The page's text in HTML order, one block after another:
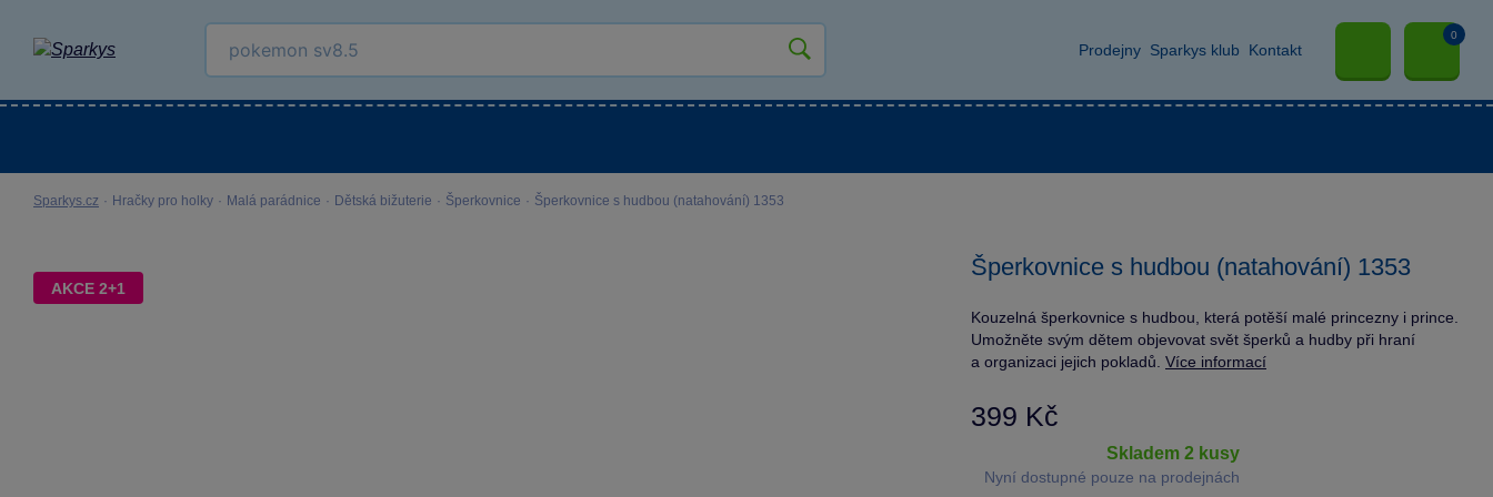
Prodejny Sparkys klub Kontakt
0
Sparkys.cz · Hračky pro holky · Malá parádnice · Dětská bižuterie · Šperkovnice · Šperkovnice s hudbou (natahování) 1353
AKCE 2+1
Šperkovnice s hudbou (natahování) 1353
Kouzelná šperkovnice s hudbou, která potěší malé princezny i prince.
Umožněte svým dětem objevovat svět šperků a hudby při hraní
a organizaci jejich pokladů. Více informací
399 Kč
skladem 2 kusy
Nyní dostupné pouze na prodejnách